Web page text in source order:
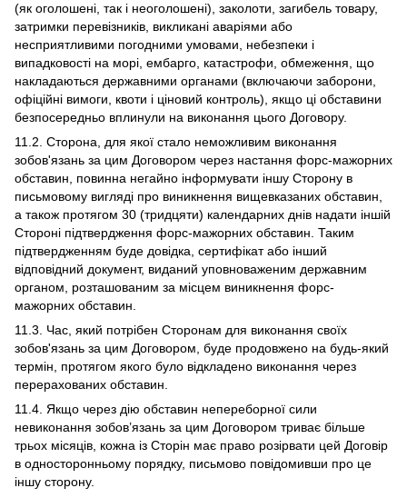
(як оголошені, так і неоголошені), заколоти, загибель товару,
затримки перевізників, викликані аваріями або
несприятливими погодними умовами, небезпеки і
випадковості на морі, ембарго, катастрофи, обмеження, що
накладаються державними органами (включаючи заборони,
офіційні вимоги, квоти і ціновий контроль), якщо ці обставини
безпосередньо вплинули на виконання цього Договору.
11.2. Сторона, для якої стало неможливим виконання
зобов'язань за цим Договором через настання форс-мажорних
обставин, повинна негайно інформувати іншу Сторону в
письмовому вигляді про виникнення вищевказаних обставин,
а також протягом 30 (тридцяти) календарних днів надати іншій
Стороні підтвердження форс-мажорних обставин. Таким
підтвердженням буде довідка, сертифікат або інший
відповідний документ, виданий уповноваженим державним
органом, розташованим за місцем виникнення форс-
мажорних обставин.
11.3. Час, який потрібен Сторонам для виконання своїх
зобов'язань за цим Договором, буде продовжено на будь-який
термін, протягом якого було відкладено виконання через
перерахованих обставин.
11.4. Якщо через дію обставин непереборної сили
невиконання зобов’язань за цим Договором триває більше
трьох місяців, кожна із Сторін має право розірвати цей Договір
в односторонньому порядку, письмово повідомивши про це
іншу сторону.